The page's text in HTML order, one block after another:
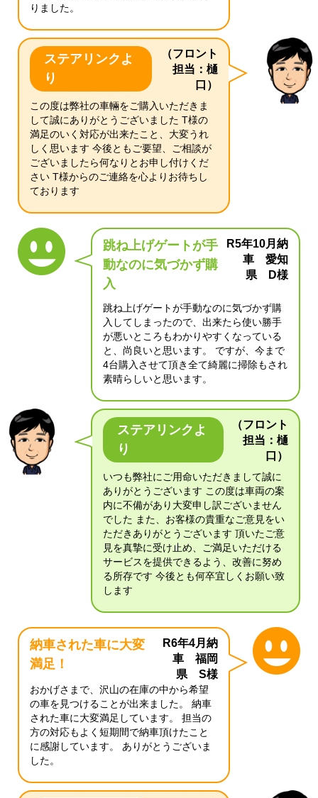
りました。
ステアリンクよ
り
（フロント
担当：樋
口）
この度は弊社の車輛をご購入いただきま
して誠にありがとうございました T様の
満足のいく対応が出来たこと、大変うれ
しく思います 今後ともご要望、ご相談が
ございましたら何なりとお申し付けくだ
さい T様からのご連絡を心よりお待ちし
ております
跳ね上げゲートが手
動なのに気づかず購
入
R5年10月納
車 愛知
県 D様
跳ね上げゲートが手動なのに気づかず購
入してしまったので、出来たら使い勝手
が悪いところもわかりやすくなっている
と、尚良いと思います。 ですが、今まで
4台購入させて頂き全て綺麗に掃除もされ
素晴らしいと思います。
ステアリンクよ
り
（フロント
担当：樋
口）
いつも弊社にご用命いただきまして誠に
ありがとうございます この度は車両の案
内に不備があり大変申し訳ございません
でした また、お客様の貴重なご意見をい
ただきありがとうございます 頂いたご意
見を真摯に受け止め、ご満足いただける
サービスを提供できるよう、改善に努め
る所存です 今後とも何卒宜しくお願い致
します
納車された車に大変
満足！
R6年4月納
車 福岡
県 S様
おかげさまで、沢山の在庫の中から希望
の車を見つけることが出来ました。 納車
された車に大変満足しています。 担当の
方の対応もよく短期間で納車頂けたこと
に感謝しています。 ありがとうございま
した。